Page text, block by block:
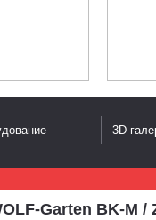
Garten BK-M /
3D